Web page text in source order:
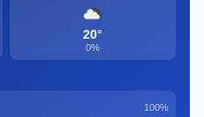
20°
0%
100%